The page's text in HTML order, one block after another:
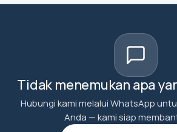
Tidak menemukan apa
Hubungi kami melalui WhatsApp
Anda — kami siap